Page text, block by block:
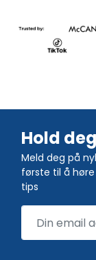
Hold
Meld deg på
første til å
tips